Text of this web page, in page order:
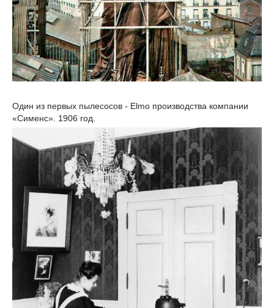
Один из первых пылесосов - Elmo производства компании
«Сименс». 1906 год.